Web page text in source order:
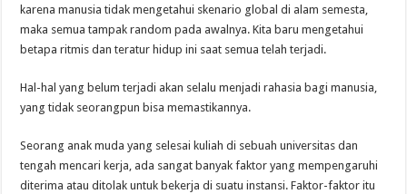
karena manusia tidak mengetahui skenario global di alam semesta,
maka semua tampak random pada awalnya. Kita baru mengetahui
betapa ritmis dan teratur hidup ini saat semua telah terjadi.
Hal-hal yang belum terjadi akan selalu menjadi rahasia bagi manusia,
yang tidak seorangpun bisa memastikannya.
Seorang anak muda yang selesai kuliah di sebuah universitas dan
tengah mencari kerja, ada sangat banyak faktor yang mempengaruhi
diterima atau ditolak untuk bekerja di suatu instansi. Faktor-faktor itu